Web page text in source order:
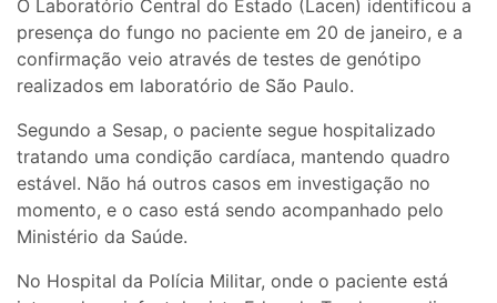
O Laboratório Central do Estado (Lacen) identificou a
presença do fungo no paciente em 20 de janeiro, e a
confirmação veio através de testes de genótipo
realizados em laboratório de São Paulo.
Segundo a Sesap, o paciente segue hospitalizado
tratando uma condição cardíaca, mantendo quadro
estável. Não há outros casos em investigação no
momento, e o caso está sendo acompanhado pelo
Ministério da Saúde.
No Hospital da Polícia Militar, onde o paciente está